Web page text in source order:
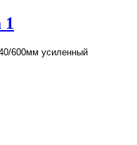
1
600мм усиленный